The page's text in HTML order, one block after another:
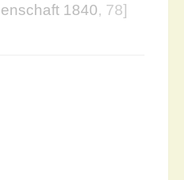
1840, 78]